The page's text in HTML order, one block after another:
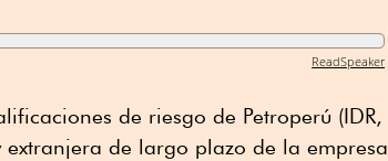
ReadSpeaker
de riesgo de Petroperú
de largo plazo de la